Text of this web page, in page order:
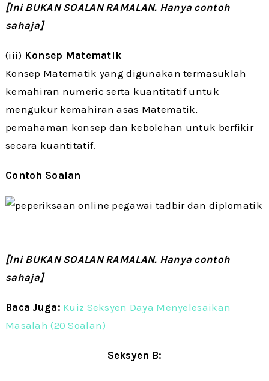
[Ini BUKAN SOALAN RAMALAN. Hanya contoh
sahaja]
(iii) Konsep Matematik
Konsep Matematik yang digunakan termasuklah
kemahiran numeric serta kuantitatif untuk
mengukur kemahiran asas Matematik,
pemahaman konsep dan kebolehan untuk berfikir
secara kuantitatif.
Contoh Soalan
[Ini BUKAN SOALAN RAMALAN. Hanya contoh
sahaja]
Baca Juga: Kuiz Seksyen Daya Menyelesaikan
Masalah (20 Soalan)
Seksyen B: